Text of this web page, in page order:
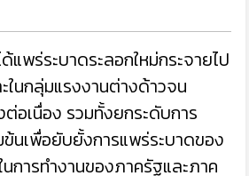
พร่ระบาดระลอกใหม่กระจายไป
ในกลุ่มแรงงานต่างด้าวจน
ต่อเนื่อง รวมทั้งยกระดับการ
นเพื่อยับยั้งการแพร่ระบาดของ
การทำงานของภาครัฐและภาค